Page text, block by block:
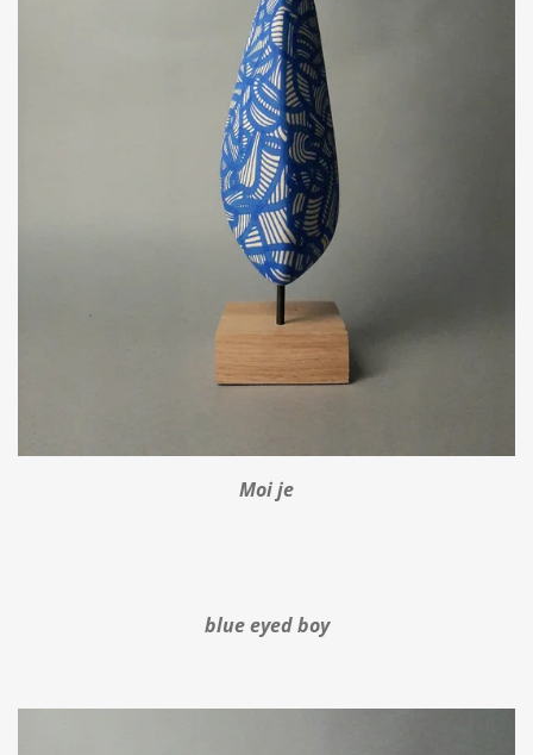
Moi je
blue eyed boy